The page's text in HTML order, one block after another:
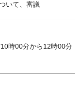
いて、審議
時00分から12時00分